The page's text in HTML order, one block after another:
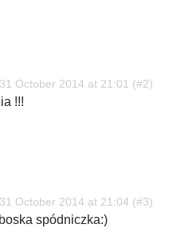
31 October 2014 at 21:01
!!!
31 October 2014 at 21:04
spódniczka:)